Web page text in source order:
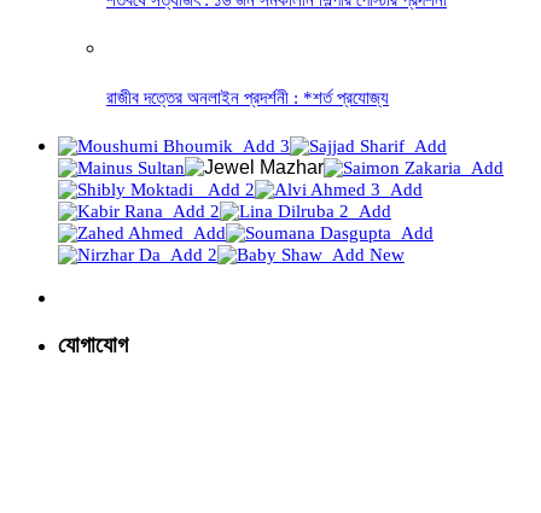
রাজীব দত্তের অনলাইন প্রদর্শনী : *শর্ত প্রযোজ্য
যোগাযোগ